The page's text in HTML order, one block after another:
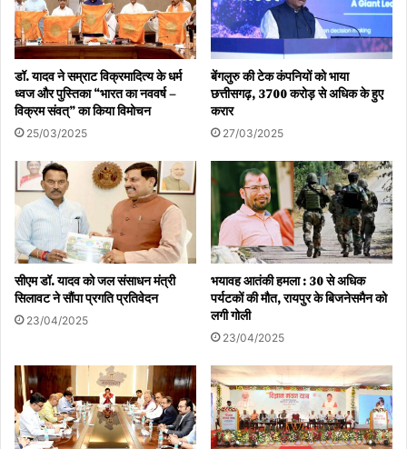
डॉ. यादव ने सम्राट विक्रमादित्य के धर्म
ध्वज और पुस्तिका “भारत का नववर्ष –
विक्रम संवत्” का किया विमोचन
25/03/2025
बेंगलुरु की टेक कंपनियों को भाया
छत्तीसगढ़, 3700 करोड़ से अधिक के हुए
करार
27/03/2025
सीएम डॉ. यादव को जल संसाधन मंत्री
सिलावट ने सौंपा प्रगति प्रतिवेदन
23/04/2025
भयावह आतंकी हमला : 30 से अधिक
पर्यटकों की मौत, रायपुर के बिजनेसमैन को
लगी गोली
23/04/2025